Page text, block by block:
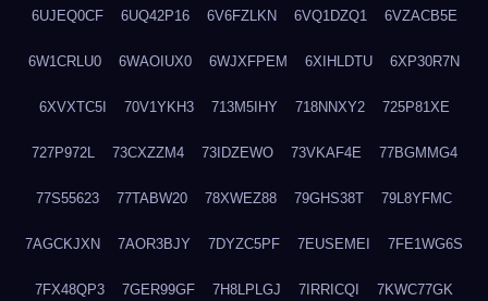
6UJEQ0CF 6UQ42P16 6V6FZLKN 6VQ1DZQ1 6VZACB5E
6W1CRLU0 6WAOIUX0 6WJXFPEM 6XIHLDTU 6XP30R7N
6XVXTC5I 70V1YKH3 713M5IHY 718NNXY2 725P81XE
727P972L 73CXZZM4 73IDZEWO 73VKAF4E 77BGMMG4
77S55623 77TABW20 78XWEZ88 79GHS38T 79L8YFMC
7AGCKJXN 7AOR3BJY 7DYZC5PF 7EUSEMEI 7FE1WG6S
7FX48QP3 7GER99GF 7H8LPLGJ 7IRRICQI 7KWC77GK